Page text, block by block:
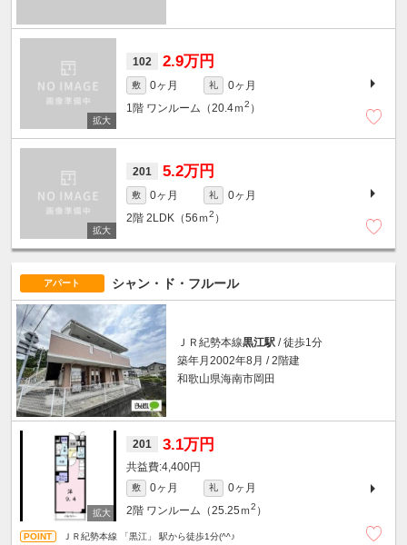
102 2.9万円
敷 0ヶ月 礼
0ヶ月
1階 ワンルーム（20.4ｍ2 ）
201 5.2万円
敷 0ヶ月 礼
0ヶ月
2階 2LDK（56ｍ2 ）
アパート シャン・ド・フルール
ＪＲ紀勢本線黒江駅 / 徒歩1分
築年月2002年8月 / 2階建
和歌山県海南市岡田
201 3.1万円
4,400円
敷 0ヶ月 礼
0ヶ月
2階 ワンルーム（25.25ｍ2 ）
ＪＲ紀勢本線 「黒江」 駅から徒歩1分(^^♪